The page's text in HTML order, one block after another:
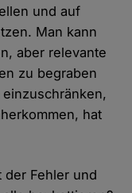
und auf
Man kann
aber relevante
zu begraben
hat
der Fehler und